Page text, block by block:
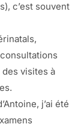
c’est souvent
visites à
j’ai été